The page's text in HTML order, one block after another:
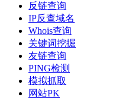
反链查询
IP反查域名
Whois查询
关键词挖掘
友链查询
PING检测
模拟抓取
网站PK